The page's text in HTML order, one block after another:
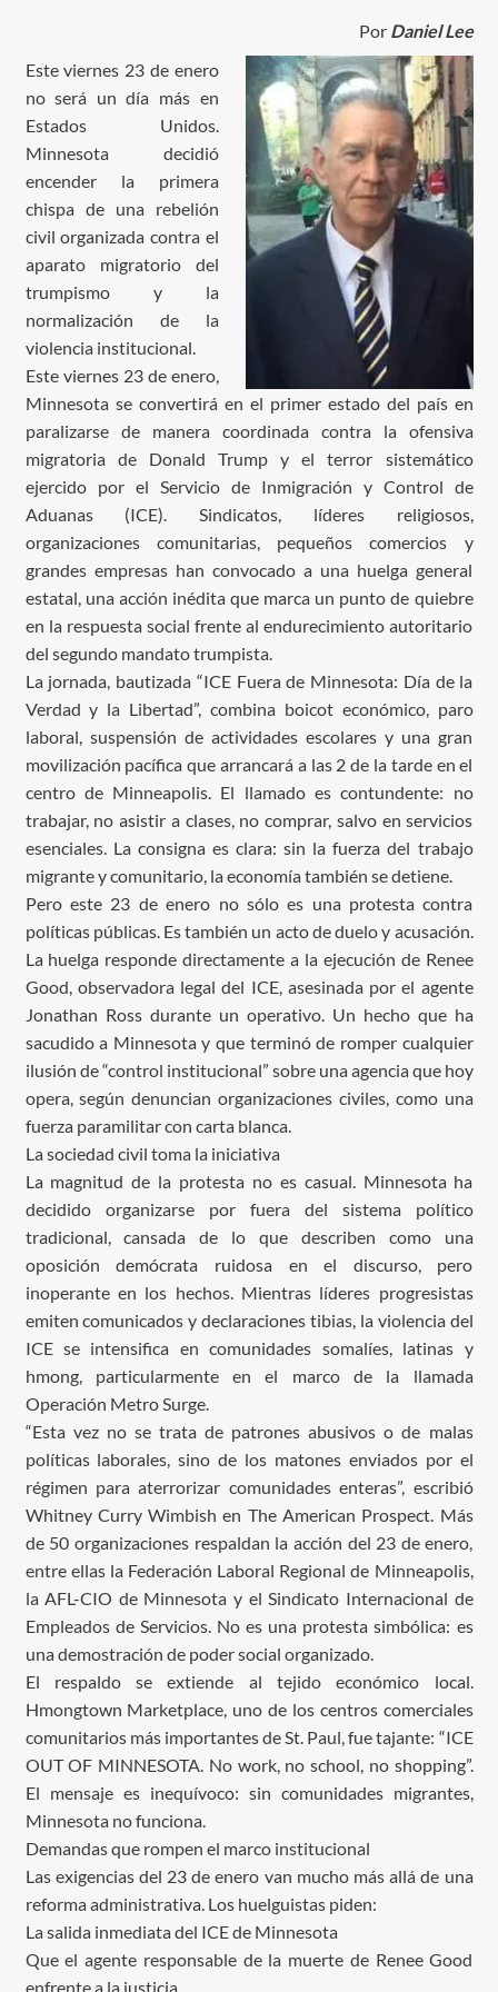
Por Daniel Lee
Este viernes 23 de enero
no será un día más en
Estados Unidos.
Minnesota decidió
encender la primera
chispa de una rebelión
civil organizada contra el
aparato migratorio del
trumpismo y la
normalización de la
violencia institucional.
Este viernes 23 de enero,
Minnesota se convertirá en el primer estado del país en
paralizarse de manera coordinada contra la ofensiva
migratoria de Donald Trump y el terror sistemático
ejercido por el Servicio de Inmigración y Control de
Aduanas (ICE). Sindicatos, líderes religiosos,
organizaciones comunitarias, pequeños comercios y
grandes empresas han convocado a una huelga general
estatal, una acción inédita que marca un punto de quiebre
en la respuesta social frente al endurecimiento autoritario
del segundo mandato trumpista.
La jornada, bautizada “ICE Fuera de Minnesota: Día de la
Verdad y la Libertad”, combina boicot económico, paro
laboral, suspensión de actividades escolares y una gran
movilización pacífica que arrancará a las 2 de la tarde en el
centro de Minneapolis. El llamado es contundente: no
trabajar, no asistir a clases, no comprar, salvo en servicios
esenciales. La consigna es clara: sin la fuerza del trabajo
migrante y comunitario, la economía también se detiene.
Pero este 23 de enero no sólo es una protesta contra
políticas públicas. Es también un acto de duelo y acusación.
La huelga responde directamente a la ejecución de Renee
Good, observadora legal del ICE, asesinada por el agente
Jonathan Ross durante un operativo. Un hecho que ha
sacudido a Minnesota y que terminó de romper cualquier
ilusión de “control institucional” sobre una agencia que hoy
opera, según denuncian organizaciones civiles, como una
fuerza paramilitar con carta blanca.
La sociedad civil toma la iniciativa
La magnitud de la protesta no es casual. Minnesota ha
decidido organizarse por fuera del sistema político
tradicional, cansada de lo que describen como una
oposición demócrata ruidosa en el discurso, pero
inoperante en los hechos. Mientras líderes progresistas
emiten comunicados y declaraciones tibias, la violencia del
ICE se intensifica en comunidades somalíes, latinas y
hmong, particularmente en el marco de la llamada
Operación Metro Surge.
“Esta vez no se trata de patrones abusivos o de malas
políticas laborales, sino de los matones enviados por el
régimen para aterrorizar comunidades enteras”, escribió
Whitney Curry Wimbish en The American Prospect. Más
de 50 organizaciones respaldan la acción del 23 de enero,
entre ellas la Federación Laboral Regional de Minneapolis,
la AFL-CIO de Minnesota y el Sindicato Internacional de
Empleados de Servicios. No es una protesta simbólica: es
una demostración de poder social organizado.
El respaldo se extiende al tejido económico local.
Hmongtown Marketplace, uno de los centros comerciales
comunitarios más importantes de St. Paul, fue tajante: “ICE
OUT OF MINNESOTA. No work, no school, no shopping”.
El mensaje es inequívoco: sin comunidades migrantes,
Minnesota no funciona.
Demandas que rompen el marco institucional
Las exigencias del 23 de enero van mucho más allá de una
reforma administrativa. Los huelguistas piden:
La salida inmediata del ICE de Minnesota
Que el agente responsable de la muerte de Renee Good
enfrente a la justicia